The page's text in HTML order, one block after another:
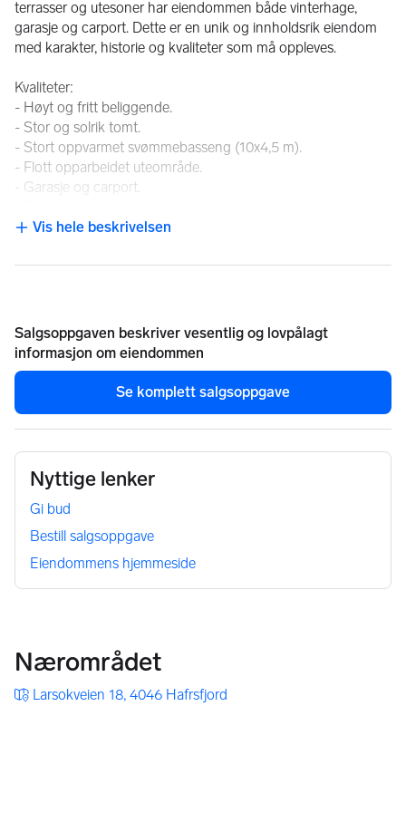
terrasser og utesoner har eiendommen både vinterhage,
garasje og carport. Dette er en unik og innholdsrik eiendom
med karakter, historie og kvaliteter som må oppleves.
Kvaliteter:
- Høyt og fritt beliggende.
- Stor og solrik tomt.
- Stort oppvarmet svømmebasseng (10x4,5 m).
- Flott opparbeidet uteområde.
- Garasje og carport.
- Privat og attraktiv beliggenhet.
Vis hele beskrivelsen
NB: Knappen for å vise hele beskrivelsen har kun en visuell
Salgsoppgaven beskriver vesentlig og lovpålagt
informasjon om eiendommen
Se komplett salgsoppgave
Nyttige lenker
Gi bud
Bestill salgsoppgave
Eiendommens hjemmeside
Nærområdet
Larsokveien 18, 4046 Hafrsfjord